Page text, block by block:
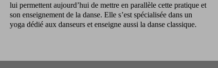
lui permettent aujourd’hui de mettre en parallèle cette pratique et
son enseignement de la danse. Elle s’est spécialisée dans un
yoga dédié aux danseurs et enseigne aussi la danse classique.